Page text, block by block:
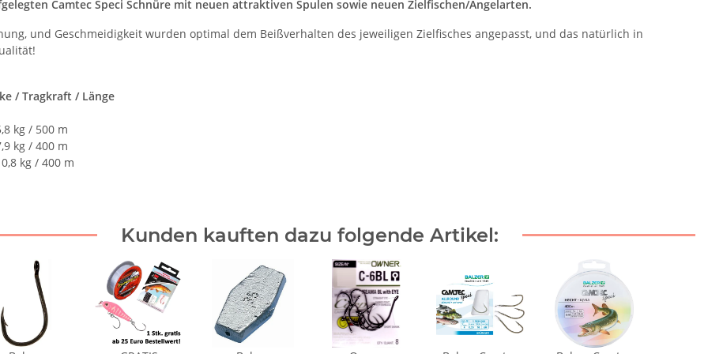
Camtec Speci Schnüre mit neuen attraktiven Spulen sowie neuen Zielfischen/Angelarten.
und Geschmeidigkeit wurden optimal dem Beißverhalten des jeweiligen Zielfisches angepasst, und das natürlich in
/ Tragkraft / Länge
kg / 500 m
kg / 400 m
kg / 400 m
Kunden kauften dazu folgende Artikel: